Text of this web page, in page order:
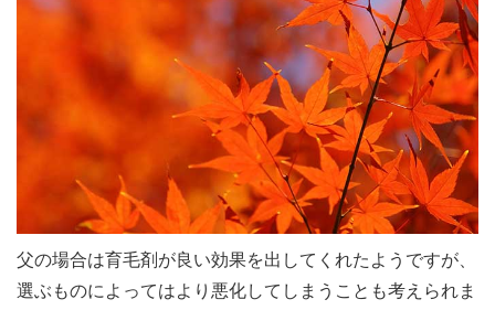
父の場合は育毛剤が良い効果を出してくれたようですが、
選ぶものによってはより悪化してしまうことも考えられま